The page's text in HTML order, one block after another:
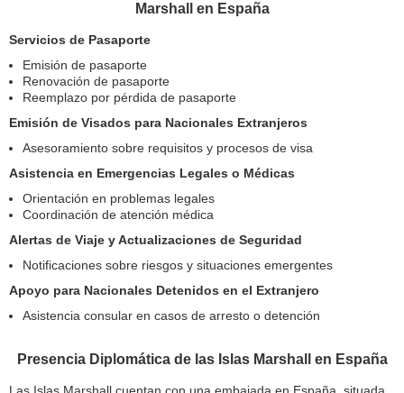
Marshall en España
Servicios de Pasaporte
Emisión de pasaporte
Renovación de pasaporte
Reemplazo por pérdida de pasaporte
Emisión de Visados para Nacionales Extranjeros
Asesoramiento sobre requisitos y procesos de visa
Asistencia en Emergencias Legales o Médicas
Orientación en problemas legales
Coordinación de atención médica
Alertas de Viaje y Actualizaciones de Seguridad
Notificaciones sobre riesgos y situaciones emergentes
Apoyo para Nacionales Detenidos en el Extranjero
Asistencia consular en casos de arresto o detención
Presencia Diplomática de las Islas Marshall en España